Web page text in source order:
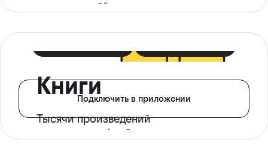
ограничений*
Книги
Тысячи произведений
с доступом офлайн
Подключить в приложении